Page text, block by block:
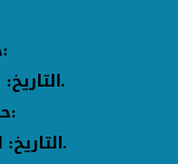
حي العامرية (وحدة الهوارية):
التاريخ: الأربعاء والخميس، 8 - 9 يوليو.
حي العجمي (وحدة الهانوفيل):
التاريخ: الاثنين والثلاثاء، 13 - 14 يوليو.